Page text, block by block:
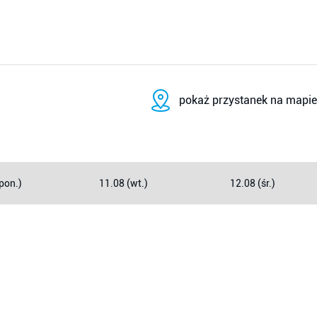
pokaż przystanek na mapie
11.08 (wt.) 12.08 (śr.)